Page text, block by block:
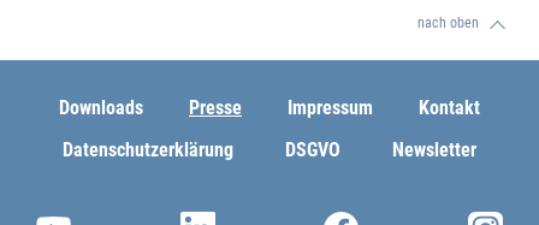
nach oben
Downloads Presse Impressum
Kontakt
Datenschutzerklärung
DSGVO Newsletter